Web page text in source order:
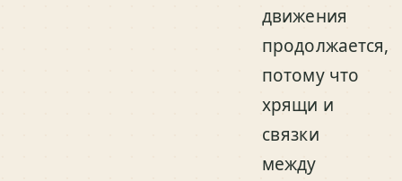
движения
продолжается,
потому что
хрящи и
связки
между